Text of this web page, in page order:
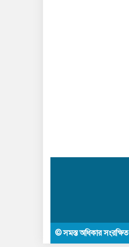
© সমস্ত অধিকার সংরক্ষিত